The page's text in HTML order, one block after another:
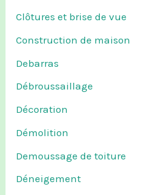
Clôtures et brise de vue
Construction de maison
Debarras
Débroussaillage
Décoration
Démolition
Demoussage de toiture
Déneigement